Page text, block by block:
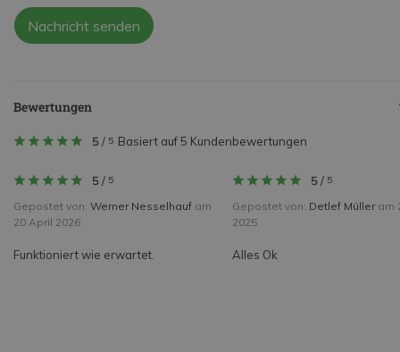
Nachricht senden
Bewertungen
5/ 5 Basiert auf 5 Kundenbewertungen
5/ 5
Gepostet von: Werner Nesselhauf am
20 April 2026
Funktioniert wie erwartet.
5/ 5
Gepostet von: Detlef Mülleram
2025
Alles Ok